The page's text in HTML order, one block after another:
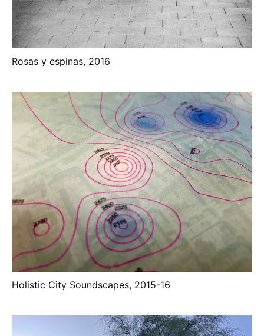
Rosas y espinas, 2016
Holistic City Soundscapes, 2015-16